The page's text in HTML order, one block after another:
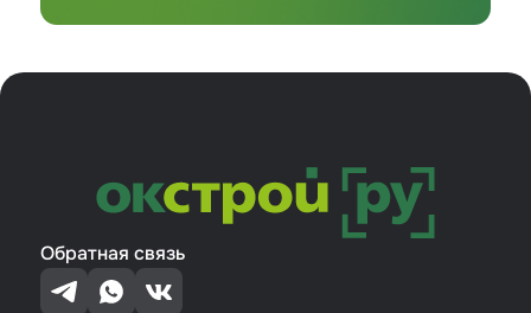
Обратная связь